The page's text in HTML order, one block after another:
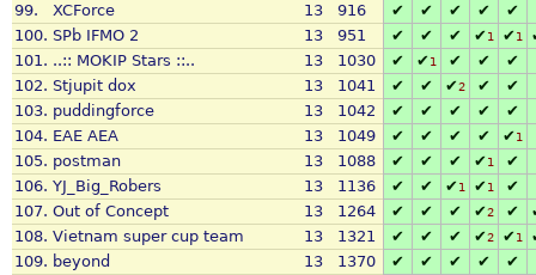
99.
XCForce 13 916 ✔ ✔ ✔ ✔ ✔
100. SPb IFMO 2 13 951 ✔ ✔ ✔ ✔1 ✔1
101. ..:: MOKIP Stars ::.. 13 1030 ✔ ✔1 ✔ ✔ ✔
102. Stjupit dox 13 1041 ✔ ✔ ✔2 ✔ ✔
103. puddingforce 13 1042 ✔ ✔ ✔ ✔ ✔
104. EAE AEA 13 1049 ✔ ✔ ✔ ✔ ✔1
105. postman 13 1088 ✔ ✔ ✔ ✔1 ✔
106. YJ_Big_Robers 13 1136 ✔ ✔ ✔1 ✔1 ✔
107. Out of Concept 13 1264 ✔ ✔ ✔ ✔2 ✔
108. Vietnam super cup team 13 1321 ✔ ✔ ✔ ✔2 ✔1
109. beyond 13 1370 ✔ ✔ ✔ ✔ ✔